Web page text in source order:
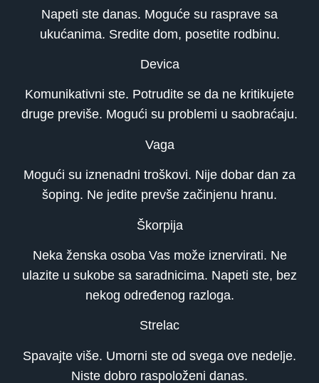
Napeti ste danas. Moguće su rasprave sa
ukućanima. Sredite dom, posetite rodbinu.
Devica
Komunikativni ste. Potrudite se da ne kritikujete
druge previše. Mogući su problemi u saobraćaju.
Vaga
Mogući su iznenadni troškovi. Nije dobar dan za
šoping. Ne jedite prevše začinjenu hranu.
Škorpija
Neka ženska osoba Vas može iznervirati. Ne
ulazite u sukobe sa saradnicima. Napeti ste, bez
nekog određenog razloga.
Strelac
Spavajte više. Umorni ste od svega ove nedelje.
Niste dobro raspoloženi danas.